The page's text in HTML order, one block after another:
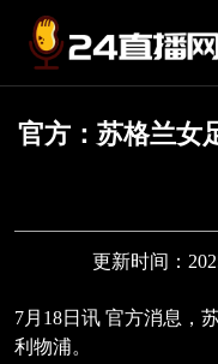
官方：苏格兰女
更新时间：
7月18日讯 官方消息，
利物浦。